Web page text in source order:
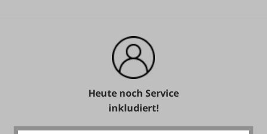
Heute noch Service
inkludiert!